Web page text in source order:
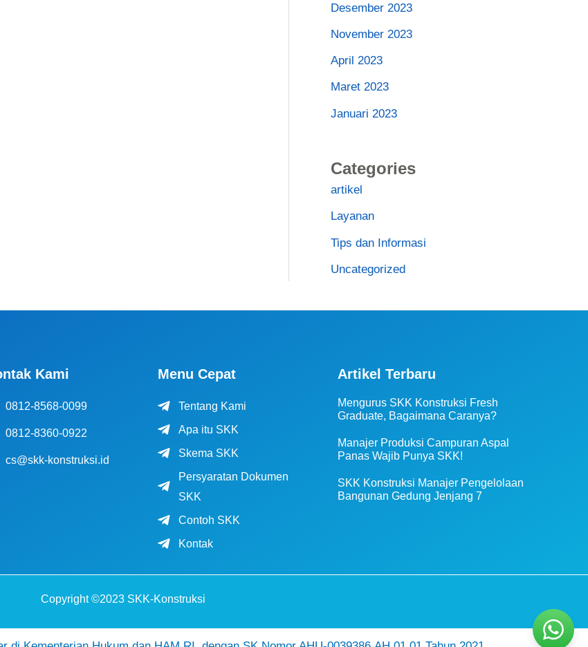
Desember 2023
November 2023
April 2023
Maret 2023
Januari 2023
Categories
artikel
Layanan
Tips dan Informasi
Uncategorized
Kami
0812-8568-0099
0812-8360-0922
cs@skk-konstruksi.id
Menu Cepat
Tentang Kami
Apa itu SKK
Skema SKK
Persyaratan Dokumen
SKK
Contoh SKK
Kontak
Artikel Terbaru
Mengurus SKK Konstruksi Fresh
Graduate, Bagaimana Caranya?
Manajer Produksi Campuran Aspal
Panas Wajib Punya SKK!
SKK Konstruksi Manajer Pengelolaan
Bangunan Gedung Jenjang 7
Copyright ©2023 SKK-Konstruksi